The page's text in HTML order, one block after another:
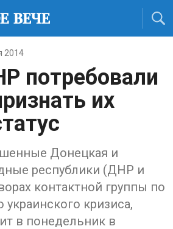
2014
потребовали
их
Донецкая и
республики (ДНР и
контактной группы по
кризиса,
в понедельник в